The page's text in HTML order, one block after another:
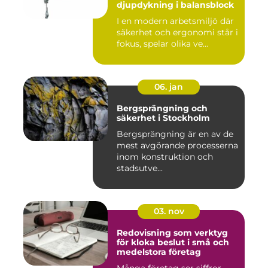
djupdykning i balansblock
I en modern arbetsmiljö där
säkerhet och ergonomi står i
fokus, spelar olika ve...
06. jan
Bergsprängning och
säkerhet i Stockholm
Bergsprängning är en av de
mest avgörande processerna
inom konstruktion och
stadsutve...
03. nov
Redovisning som verktyg
för kloka beslut i små och
medelstora företag